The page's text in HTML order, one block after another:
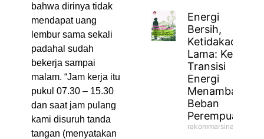
bahwa dirinya tidak
mendapat uang
lembur sama sekali
padahal sudah
bekerja sampai
malam. “Jam kerja itu
pukul 07.30 – 15.30
dan saat jam pulang
kami disuruh tanda
tangan (menyatakan
Energi
Bersih,
Ketidakadilan
Lama: Ketika
Transisi
Energi
Menambah
Beban
Perempuan
rakommarsinahfm